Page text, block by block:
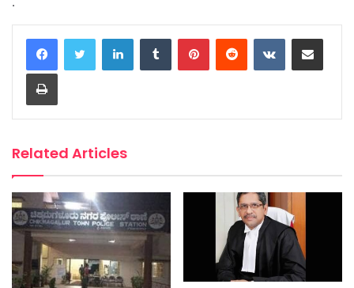
LinkedInTumblr PinterestReddit VKontakteShare via Email
Print
Related Articles